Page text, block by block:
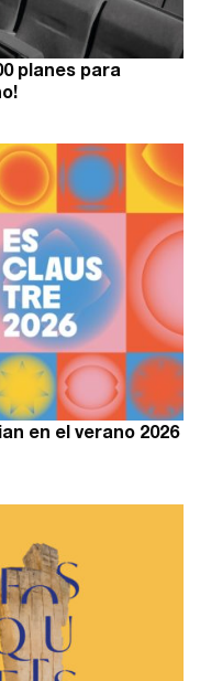
planes para
en el verano 2026